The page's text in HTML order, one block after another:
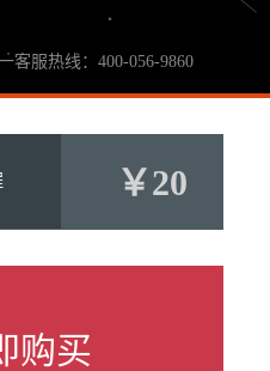
客服热线：400-056-9860
￥20
购买